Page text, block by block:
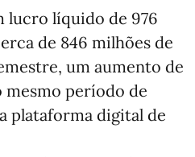
lucro líquido de 976
de 846 milhões de
um aumento de
mesmo período de
plataforma digital de